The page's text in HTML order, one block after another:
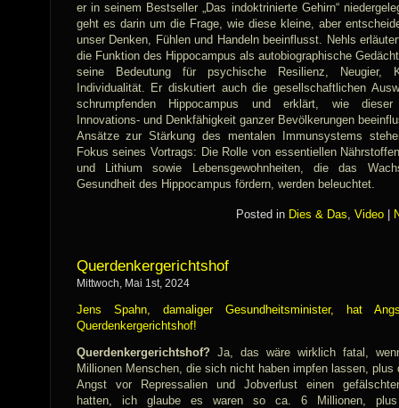
er in seinem Bestseller „Das indoktrinierte Gehirn“
geht es darin um die Frage, wie diese kleine, aber
unser Denken, Fühlen und Handeln beeinflusst. Nehls
die Funktion des Hippocampus als autobiographische
seine Bedeutung für psychische Resilienz, Neugier,
Individualität. Er diskutiert auch die gesellschaftlichen
schrumpfenden Hippocampus und erklärt, wie
Innovations- und Denkfähigkeit ganzer Bevölkerungen
Ansätze zur Stärkung des mentalen Immunsystems
Fokus seines Vortrags: Die Rolle von essentiellen
und Lithium sowie Lebensgewohnheiten, die das
Gesundheit des Hippocampus fördern, werden beleuchtet.
Posted in Dies & Das, Video|
Querdenkergerichtshof
Mittwoch, Mai 1st, 2024
Jens Spahn, damaliger Gesundheitsminister, hat
Querdenkergerichtshof!
Querdenkergerichtshof?Ja, das wäre wirklich fatal,
Millionen Menschen, die sich nicht haben impfen lassen, plus
Angst vor Repressalien und Jobverlust einen
hatten, ich glaube es waren so ca. 6 Millionen,